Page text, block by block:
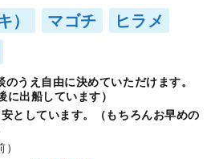
） マゴチ
ヒラメ
のうえ自由に決めていただけます。
に出船しています）
としています。（もちろんお早めの